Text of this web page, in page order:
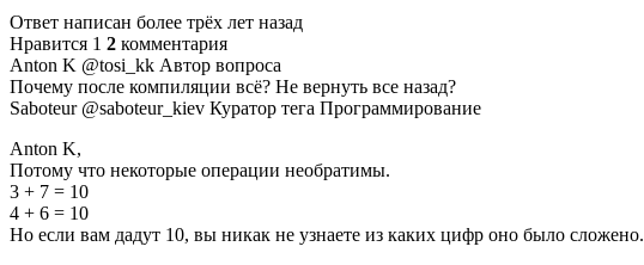
Ответ написан более трёх лет назад
Нравится 1 2 комментария
Anton K @tosi_kk Автор вопроса
Почему после компиляции всё? Не вернуть все назад?
Saboteur @saboteur_kiev Куратор тега Программирование
Anton K,
Потому что некоторые операции необратимы.
3 + 7 = 10
4 + 6 = 10
Но если вам дадут 10, вы никак не узнаете из каких цифр оно было сложено.